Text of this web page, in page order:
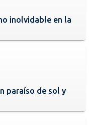
inolvidable en la
paraíso de sol y